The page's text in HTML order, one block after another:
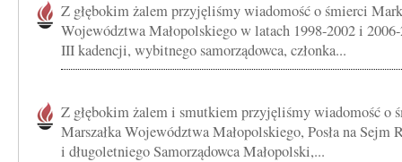
Z głębokim żalem przyjęliśmy wiadomość o śmierci
Województwa Małopolskiego w latach 1998-2002 i 2006-
III kadencji, wybitnego samorządowca, członka...
Z głębokim żalem i smutkiem przyjęliśmy wiadomość o
Marszałka Województwa Małopolskiego, Posła na
i długoletniego Samorządowca Małopolski,...